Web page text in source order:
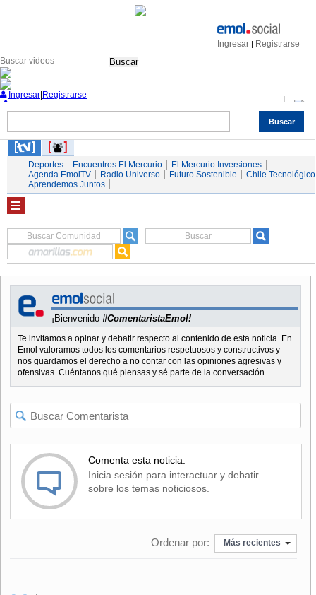
Ingresar | Registrarse
Buscar
Buscar
Ingresar Registrarse
Servicios
Deportes Encuentros El Mercurio
El Mercurio Inversiones
Agenda EmolTV
Radio Universo Futuro Sostenible
Chile Tecnológico
Aprendemos Juntos
¡Bienvenido #ComentaristaEmol!
Te invitamos a opinar y debatir respecto al contenido de esta noticia. En
Emol valoramos todos los comentarios respetuosos y constructivos y
nos guardamos el derecho a no contar con las opiniones agresivas y
ofensivas. Cuéntanos qué piensas y sé parte de la conversación.
Comenta esta noticia:
Inicia sesión para interactuar y debatir
sobre los temas noticiosos.
Ordenar por: Más recientes